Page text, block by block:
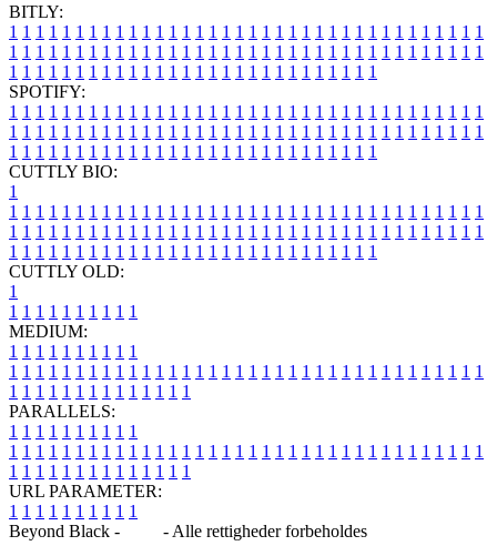
BITLY:
1 1 1 1 1 1 1 1 1 1 1 1 1 1 1 1 1 1 1 1 1 1 1 1 1 1 1 1 1 1 1 1 1 1 1 1
1 1 1 1 1 1 1 1 1 1 1 1 1 1 1 1 1 1 1 1 1 1 1 1 1 1 1 1 1 1 1 1 1 1 1 1
1 1 1 1 1 1 1 1 1 1 1 1 1 1 1 1 1 1 1 1 1 1 1 1 1 1 1 1
SPOTIFY:
1 1 1 1 1 1 1 1 1 1 1 1 1 1 1 1 1 1 1 1 1 1 1 1 1 1 1 1 1 1 1 1 1 1 1 1
1 1 1 1 1 1 1 1 1 1 1 1 1 1 1 1 1 1 1 1 1 1 1 1 1 1 1 1 1 1 1 1 1 1 1 1
1 1 1 1 1 1 1 1 1 1 1 1 1 1 1 1 1 1 1 1 1 1 1 1 1 1 1 1
CUTTLY BIO:
1
1 1 1 1 1 1 1 1 1 1 1 1 1 1 1 1 1 1 1 1 1 1 1 1 1 1 1 1 1 1 1 1 1 1 1 1
1 1 1 1 1 1 1 1 1 1 1 1 1 1 1 1 1 1 1 1 1 1 1 1 1 1 1 1 1 1 1 1 1 1 1 1
1 1 1 1 1 1 1 1 1 1 1 1 1 1 1 1 1 1 1 1 1 1 1 1 1 1 1 1
CUTTLY OLD:
1
1 1 1 1 1 1 1 1 1 1
MEDIUM:
1 1 1 1 1 1 1 1 1 1
1 1 1 1 1 1 1 1 1 1 1 1 1 1 1 1 1 1 1 1 1 1 1 1 1 1 1 1 1 1 1 1 1 1 1 1
1 1 1 1 1 1 1 1 1 1 1 1 1 1
PARALLELS:
1 1 1 1 1 1 1 1 1 1
1 1 1 1 1 1 1 1 1 1 1 1 1 1 1 1 1 1 1 1 1 1 1 1 1 1 1 1 1 1 1 1 1 1 1 1
1 1 1 1 1 1 1 1 1 1 1 1 1 1
URL PARAMETER:
1 1 1 1 1 1 1 1 1 1
Beyond Black -
- Alle rettigheder forbeholdes